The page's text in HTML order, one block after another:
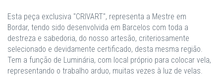
Esta peça exclusiva "CRIVART", representa a Mestre em
Bordar, tendo sido desenvolvida em Barcelos com toda a
destreza e sabedoria, do nosso artesão, criteriosamente
selecionado e devidamente certificado, desta mesma região.
Tem a função de Luminária, com local próprio para colocar vela,
representando o trabalho arduo, muitas vezes à luz de velas.